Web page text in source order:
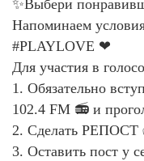
✨Выбери
Напоминаем
#PLAYLOVE ❤
Для участия в
1. Обязательно
102.4 FM 📻 и
2. Сделать РЕПОСТ
3. Оставить пост у